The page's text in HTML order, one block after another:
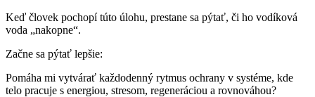
Keď človek pochopí túto úlohu, prestane sa pýtať, či ho vodíková
voda „nakopne“.
Začne sa pýtať lepšie:
Pomáha mi vytvárať každodenný rytmus ochrany v systéme, kde
telo pracuje s energiou, stresom, regeneráciou a rovnováhou?